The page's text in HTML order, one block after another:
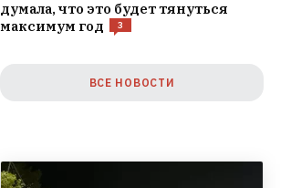
думала, что это будет тянуться
максимум год
3
ВСЕ НОВОСТИ